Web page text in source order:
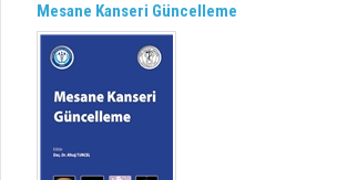
Mesane Kanseri Güncelleme